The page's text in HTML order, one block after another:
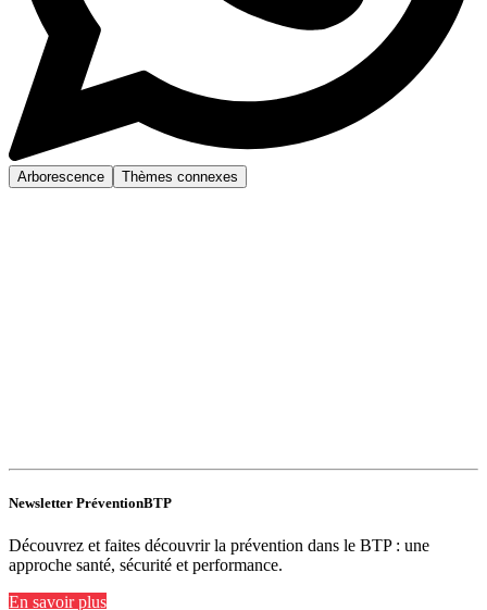
Arborescence Thèmes connexes
Newsletter PréventionBTP
Découvrez et faites découvrir la prévention dans le BTP : une
approche santé, sécurité et performance.
En savoir plus